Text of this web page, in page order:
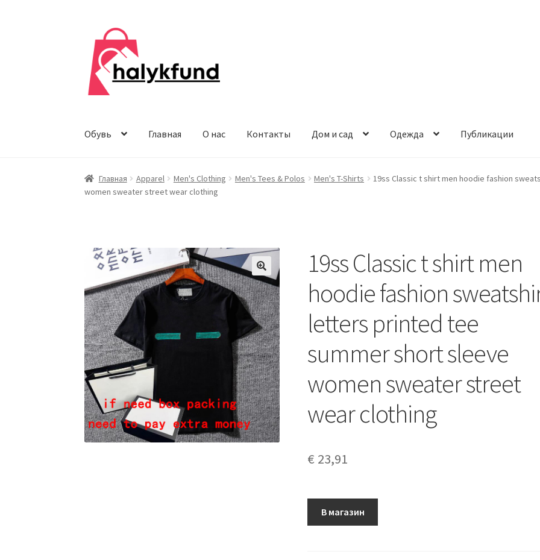
Перейти
навигации
Перейти
содержимому
Обувь Главная О нас Контакты Дом и сад Одежда Публикации
Главная Apparel Men's Clothing Men's Tees & Polos Men's T-Shirts
19ss Classic t shirt men hoodie fashion
women sweater street wear clothing
19ss Classic t shirt men
hoodie fashion
letters printed tee
summer short sleeve
women sweater street
wear clothing
€ 23,91
В магазин